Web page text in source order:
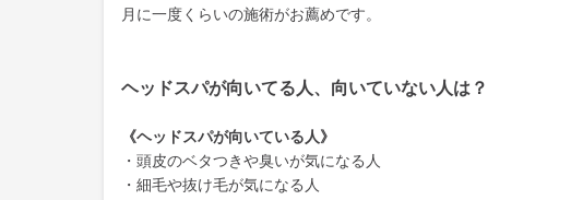
月に一度くらいの施術がお薦めです。
ヘッドスパが向いてる人、向いていない人は？
《ヘッドスパが向いている人》
・頭皮のベタつきや臭いが気になる人
・細毛や抜け毛が気になる人